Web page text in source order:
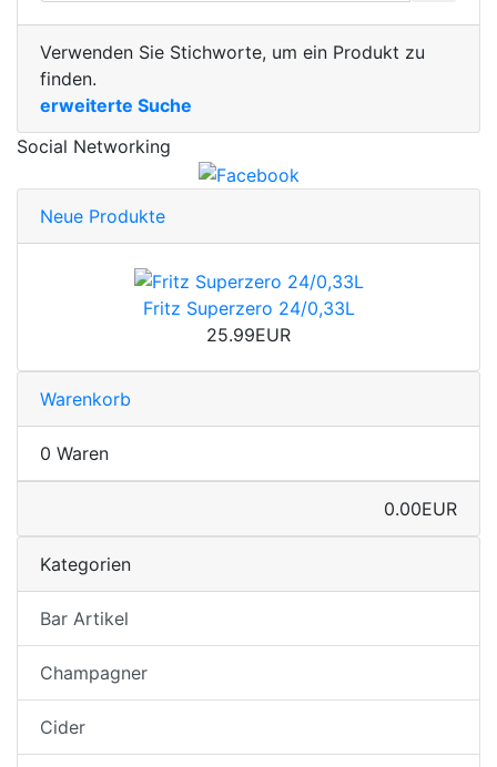
Verwenden Sie Stichworte, um ein Produkt zu
finden.
erweiterte Suche
Social Networking
Neue Produkte
Fritz Superzero 24/0,33L
25.99EUR
Warenkorb
0 Waren
0.00EUR
Kategorien
Bar Artikel
Champagner
Cider